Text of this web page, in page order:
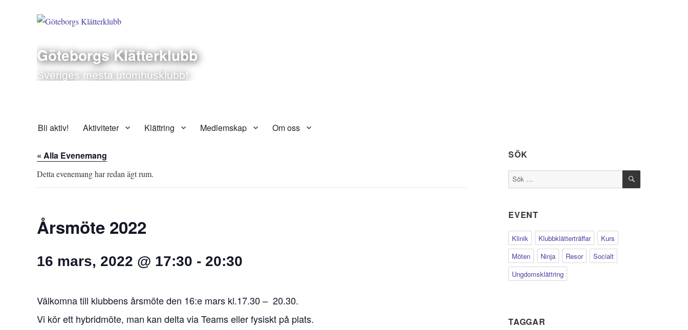
Göteborgs Klätterklubb
Sveriges mesta utomhusklubb!
Bli aktiv! Aktiviteter Klättring Medlemskap Om oss
« Alla Evenemang
Detta evenemang har redan ägt rum.
Årsmöte 2022
16 mars, 2022 @ 17:30 - 20:30
Välkomna till klubbens årsmöte den 16:e mars kl.17.30 – 20.30.
Vi kör ett hybridmöte, man kan delta via Teams eller fysiskt på plats.
SÖK
Sök
efter:
SÖK
EVENT
Klinik Klubbklätterträffar
Kurs
Möten
Ninja Resor
Socialt
Ungdomsklättring
TAGGAR